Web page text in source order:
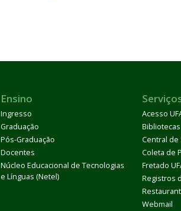
Ensino
Ingresso
Graduação
Pós-Graduação
Docentes
Núcleo Educacional de Tecnologias
e Línguas (Netel)
Acesso
Bibliotecas
Central de
Coleta de
Fretado
Registros
Webmail